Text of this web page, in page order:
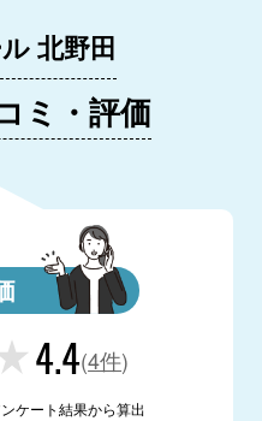
北野田
ミ・評価
4.4(4件)
ケート結果から算出